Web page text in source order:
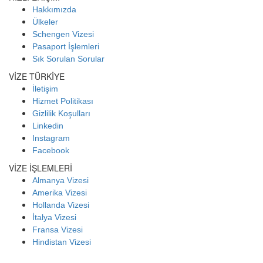
Hakkımızda
Ülkeler
Schengen Vizesi
Pasaport İşlemleri
Sık Sorulan Sorular
VİZE TÜRKİYE
İletişim
Hizmet Politikası
Gizlilik Koşulları
Linkedin
Instagram
Facebook
VİZE İŞLEMLERİ
Almanya Vizesi
Amerika Vizesi
Hollanda Vizesi
İtalya Vizesi
Fransa Vizesi
Hindistan Vizesi